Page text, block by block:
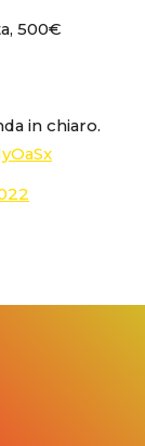
500€
in chiaro.